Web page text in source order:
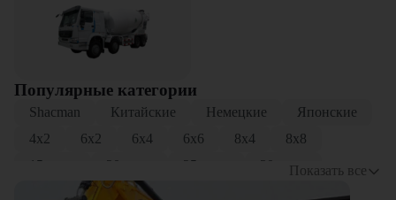
Популярные категории
Shacman Китайские Немецкие
Японские
4x2
6x2 6x4 6x6 8x4
8x8
15 тонн
20 тонн 25 тонн
30 тонн
Трехосные
Четырехосные
Показать все